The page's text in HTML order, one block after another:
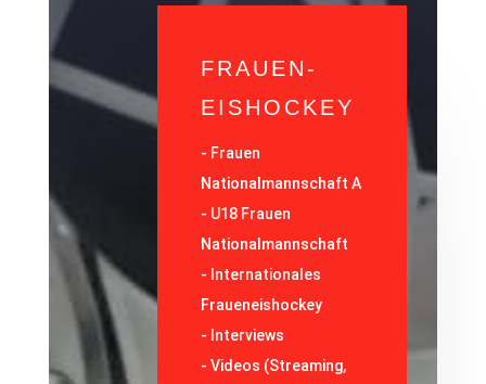
FRAUEN-
EISHOCKEY
- Frauen
Nationalmannschaft A
- U18 Frauen
Nationalmannschaft
- Internationales
Fraueneishockey
- Interviews
-Videos (Streaming,